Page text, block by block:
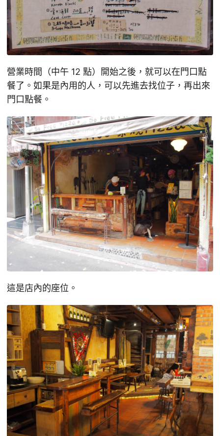
營業時間（中午 12 點）開始之後，就可以在門口點
餐了。如果是內用的人，可以先進去找位子，再出來
門口點餐。
這是店內的座位。